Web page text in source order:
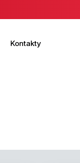
Kontakty